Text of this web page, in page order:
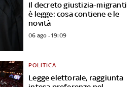
Il decreto giustizia-migranti
è legge: cosa contiene e le
novità
06 ago - 19:09
Legge elettorale, raggiunta
POLITICA